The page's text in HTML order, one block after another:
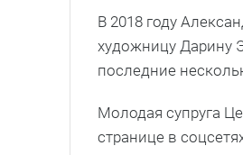
В 2018 году
художницу Дарину
последние
Молодая супруга
странице в